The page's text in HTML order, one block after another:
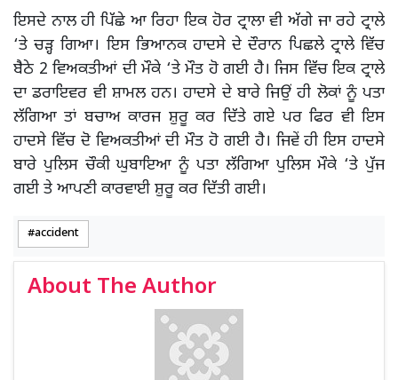
ਇਸਦੇ ਨਾਲ ਹੀ ਪਿੱਛੇ ਆ ਰਿਹਾ ਇਕ ਹੋਰ ਟ੍ਰਾਲਾ ਵੀ ਅੱਗੇ ਜਾ ਰਹੇ ਟ੍ਰਾਲੇ
‘ਤੇ ਚੜ੍ਹ ਗਿਆ। ਇਸ ਭਿਆਨਕ ਹਾਦਸੇ ਦੇ ਦੌਰਾਨ ਪਿਛਲੇ ਟ੍ਰਾਲੇ ਵਿੱਚ
ਬੈਠੇ 2 ਵਿਅਕਤੀਆਂ ਦੀ ਮੌਕੇ ‘ਤੇ ਮੌਤ ਹੋ ਗਈ ਹੈ। ਜਿਸ ਵਿੱਚ ਇਕ ਟ੍ਰਾਲੇ
ਦਾ ਡਰਾਇਵਰ ਵੀ ਸ਼ਾਮਲ ਹਨ। ਹਾਦਸੇ ਦੇ ਬਾਰੇ ਜਿਉਂ ਹੀ ਲੋਕਾਂ ਨੂੰ ਪਤਾ
ਲੱਗਿਆ ਤਾਂ ਬਚਾਅ ਕਾਰਜ ਸ਼ੁਰੂ ਕਰ ਦਿੱਤੇ ਗਏ ਪਰ ਫਿਰ ਵੀ ਇਸ
ਹਾਦਸੇ ਵਿੱਚ ਦੋ ਵਿਅਕਤੀਆਂ ਦੀ ਮੌਤ ਹੋ ਗਈ ਹੈ। ਜਿਵੇਂ ਹੀ ਇਸ ਹਾਦਸੇ
ਬਾਰੇ ਪੁਲਿਸ ਚੌਕੀ ਘੁਬਾਇਆ ਨੂੰ ਪਤਾ ਲੱਗਿਆ ਪੁਲਿਸ ਮੌਕੇ ‘ਤੇ ਪੁੱਜ
ਗਈ ਤੇ ਆਪਣੀ ਕਾਰਵਾਈ ਸ਼ੁਰੂ ਕਰ ਦਿੱਤੀ ਗਈ।
accident
About The Author